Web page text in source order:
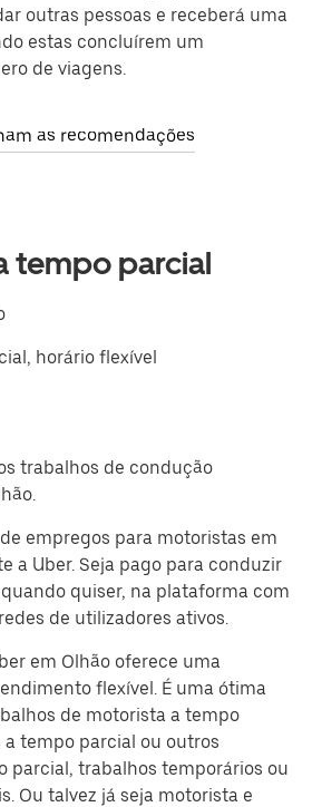
outras pessoas e receberá uma
estas concluírem um
de viagens.
as recomendações
tempo parcial
horário flexível
trabalhos de condução
empregos para motoristas em
a Uber. Seja pago para conduzir
quiser, na plataforma com
de utilizadores ativos.
em Olhão oferece uma
flexível. É uma ótima
de motorista a tempo
tempo parcial ou outros
parcial, trabalhos temporários ou
Ou talvez já seja motorista e